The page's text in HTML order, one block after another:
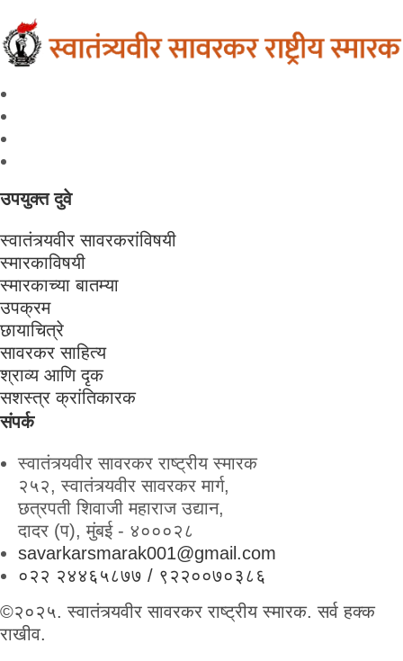
उपयुक्त दुवे
स्वातंत्र्यवीर सावरकरांविषयी
स्मारकाविषयी
स्मारकाच्या बातम्या
उपक्रम
छायाचित्रे
सावरकर साहित्य
श्राव्य आणि दृक
सशस्त्र क्रांतिकारक
संपर्क
स्वातंत्र्यवीर सावरकर राष्ट्रीय स्मारक
२५२, स्वातंत्र्यवीर सावरकर मार्ग,
छत्रपती शिवाजी महाराज उद्यान,
दादर (प), मुंबई - ४०००२८
savarkarsmarak001@gmail.com
०२२ २४४६५८७७ / ९२२००७०३८६
©२०२५. स्वातंत्र्यवीर सावरकर राष्ट्रीय स्मारक. सर्व हक्क
राखीव.